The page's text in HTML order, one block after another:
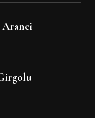
Aranci